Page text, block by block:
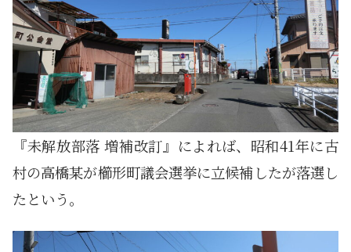
『未解放部落 増補改訂』によれば、昭和41年に古
村の高橋某が櫛形町議会選挙に立候補したが落選し
たという。